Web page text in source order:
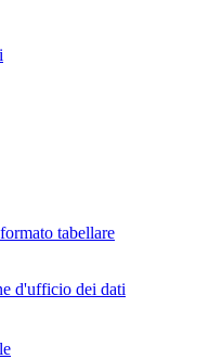
tabellare
d'ufficio dei dati